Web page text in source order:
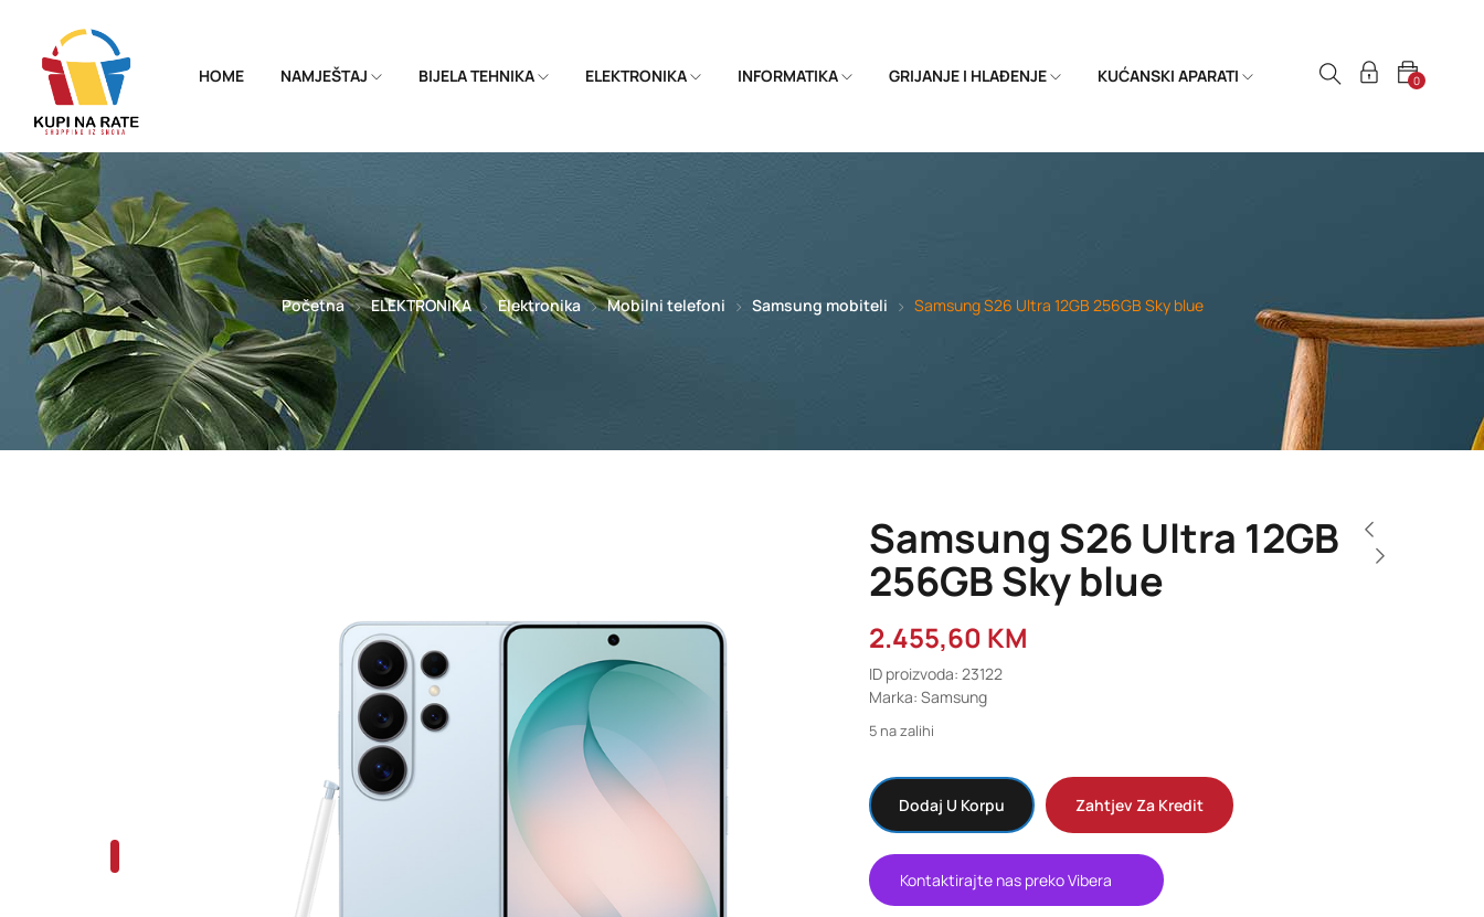
HOME NAMJEŠTAJ BIJELA TEHNIKA ELEKTRONIKA INFORMATIKA GRIJANJE I HLAĐENJE KUĆANSKI APARATI 0
Početna ELEKTRONIKA Elektronika Mobilni telefoni Samsung mobiteli Samsung S26 Ultra 12GB 256GB Sky blue
Samsung S26 Ultra 12GB
256GB Sky blue
2.455,60 KM
ID proizvoda: 23122
Marka: Samsung
5 na zalihi
Dodaj U Korpu Zahtjev Za Kredit
Kontaktirajte nas preko Vibera